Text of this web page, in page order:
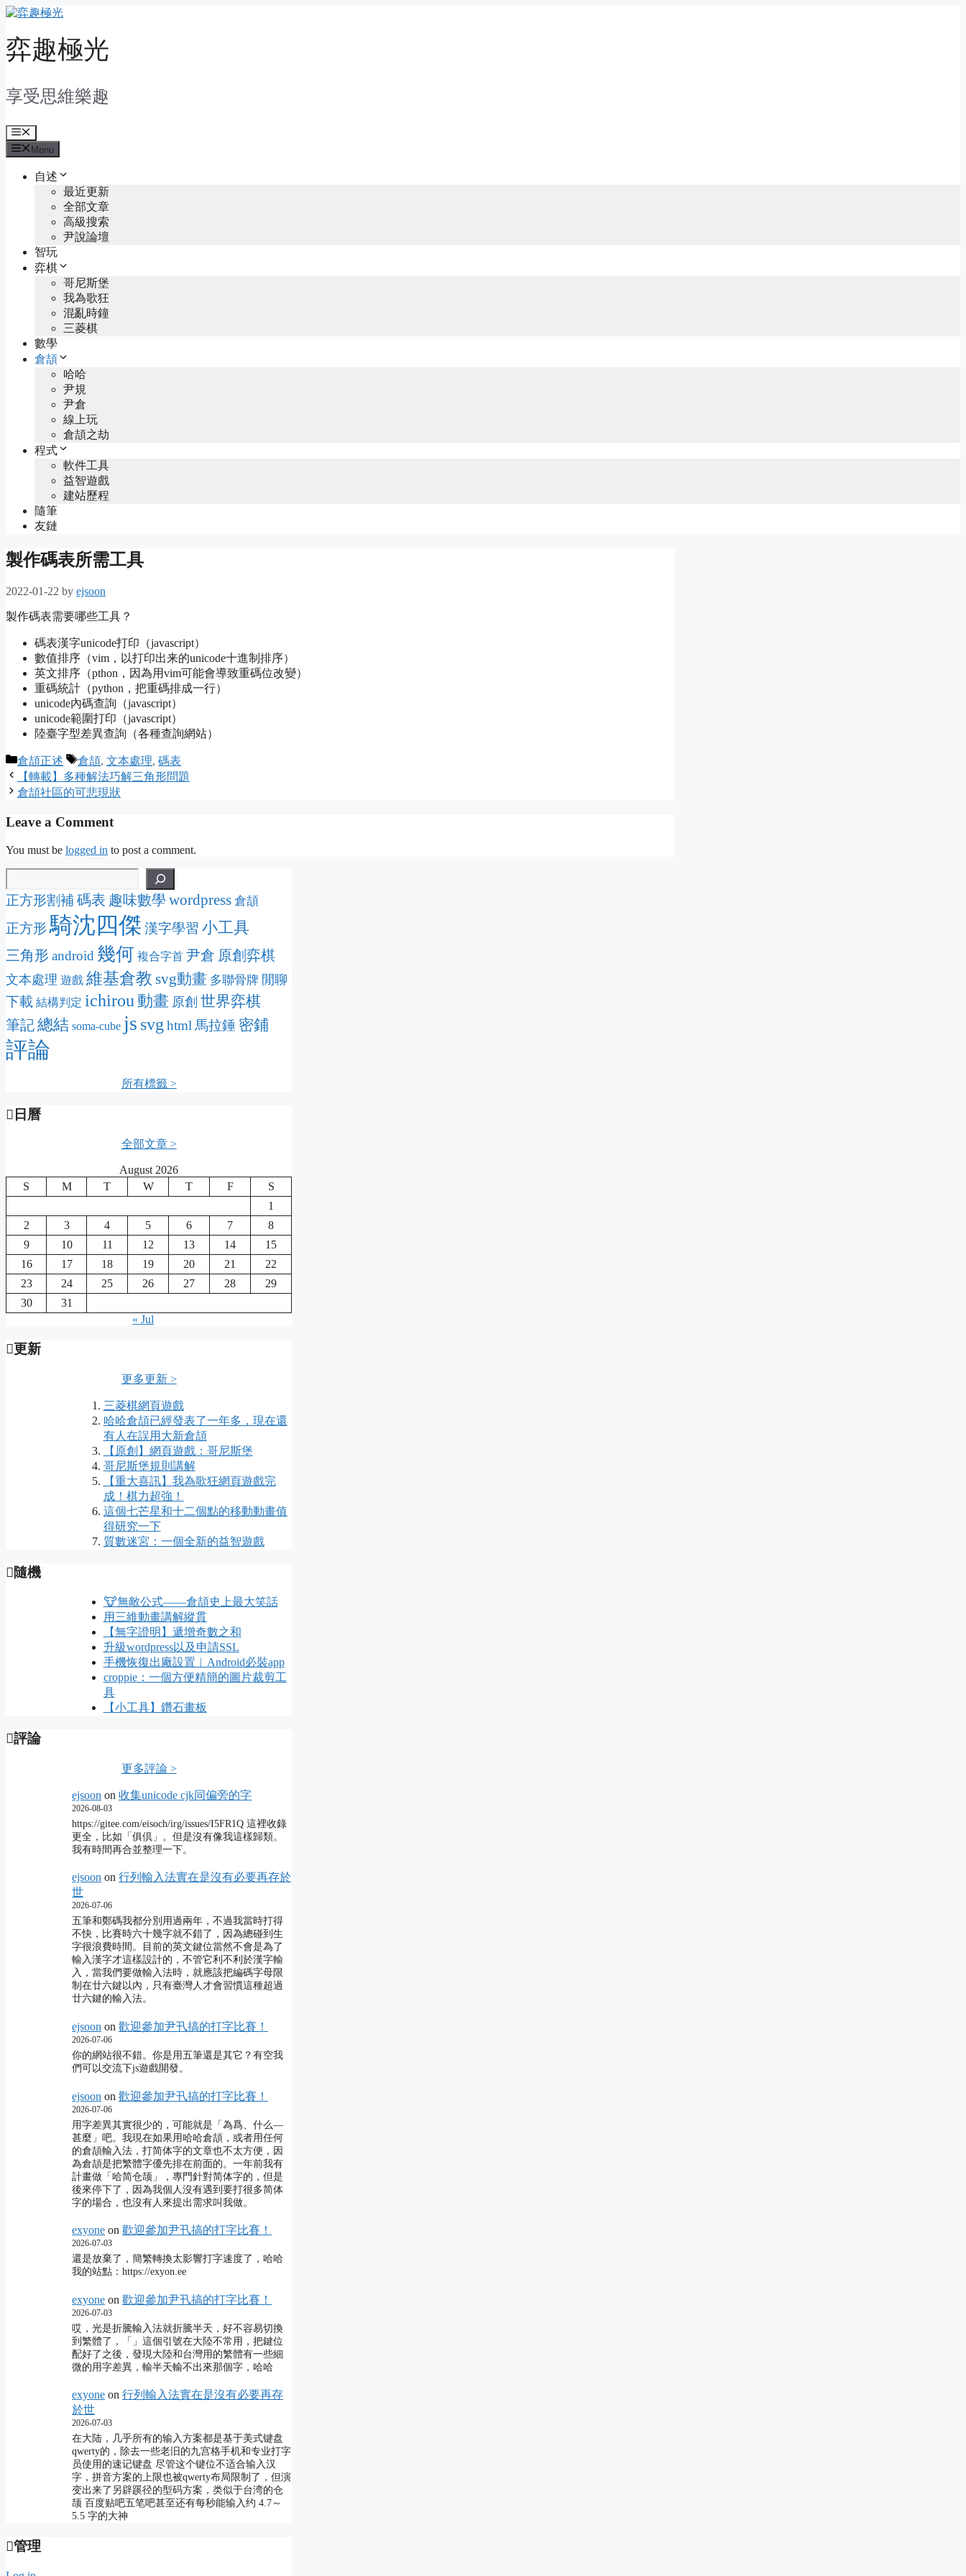
Skip
content
弈趣極光
享受思維樂趣
Menu
Menu
自述
最近更新
全部文章
高級搜索
尹說論壇
智玩
弈棋
哥尼斯堡
我為歌狂
混亂時鐘
三菱棋
數學
倉頡
哈哈
尹規
尹倉
線上玩
倉頡之劫
程式
軟件工具
益智遊戲
建站歷程
隨筆
友鏈
製作碼表所需工具
2022-01-22 by ejsoon
製作碼表需要哪些工具？
碼表漢字unicode打印（javascript）
數值排序（vim，以打印出来的unicode十進制排序）
英文排序（pthon，因為用vim可能會導致重碼位改變）
重碼統計（python，把重碼排成一行）
unicode內碼查詢（javascript）
unicode範圍打印（javascript）
陸臺字型差異查詢（各種查詢網站）
Categories
倉頡正述 Tags
倉頡, 文本處理, 碼表
【轉載】多種解法巧解三角形問題
倉頡社區的可悲現狀
Leave a Comment
You must be logged in to post a comment.
正方形割補 碼表 趣味數學 wordpress 倉頡
正方形 騎沈四傑 漢字學習 小工具
三角形 android 幾何 複合字首 尹倉 原創弈棋
文本處理 遊戲 維基倉教 svg動畫 多聯骨牌 閒聊
下載 結構判定 ichirou 動畫 原創 世界弈棋
筆記總結 soma-cube js svg html 馬拉錘 密鋪
評論
所有標籤 >
日曆
全部文章 >
August 2026
S
M T W T F
S
1
2
3 4 5 6 7
8
9
10 11 12 13 14
15
16
17 18 19 20 21
22
23
24 25 26 27 28
29
30
31
« Jul
更新
更多更新 >
三菱棋網頁遊戲
哈哈倉頡已經發表了一年多，現在還
有人在誤用大新倉頡
【原創】網頁遊戲：哥尼斯堡
哥尼斯堡規則講解
【重大喜訊】我為歌狂網頁遊戲完
成！棋力超強！
這個七芒星和十二個點的移動動畫值
得研究一下
質數迷宮：一個全新的益智遊戲
隨機
🐮無敵公式——倉頡史上最大笑話
用三維動畫講解縱貫
【無字證明】遞增奇數之和
升級wordpress以及申請SSL
手機恢復出廠設置︱Android必裝app
croppie：一個方便精簡的圖片裁剪工
具
【小工具】鑽石畫板
評論
更多評論 >
ejsoon on 收集unicode cjk同偏旁的字
2026-08-03
https://gitee.com/eisoch/irg/issues/I5FR1Q 這裡收錄
更全，比如「俱倶」。但是沒有像我這樣歸類。
我有時間再合並整理一下。
ejsoon on 行列輸入法實在是沒有必要再存於
世
2026-07-06
五筆和鄭碼我都分別用過兩年，不過我當時打得
不快，比賽時六十幾字就不錯了，因為總碰到生
字很浪費時間。目前的英文鍵位當然不會是為了
輸入漢字才這樣設計的，不管它利不利於漢字輸
入，當我們要做輸入法時，就應該把編碼字母限
制在廿六鍵以內，只有臺灣人才會習慣這種超過
廿六鍵的輸入法。
ejsoon on 歡迎參加尹卂搞的打字比賽！
2026-07-06
你的網站很不錯。你是用五筆還是其它？有空我
們可以交流下js遊戲開發。
ejsoon on 歡迎參加尹卂搞的打字比賽！
2026-07-06
用字差異其實很少的，可能就是「為爲、什么―
甚麼」吧。我現在如果用哈哈倉頡，或者用任何
的倉頡輸入法，打简体字的文章也不太方便，因
為倉頡是把繁體字優先排在前面的。一年前我有
計畫做「哈简仓颉」，專門針對简体字的，但是
後來停下了，因為我個人沒有遇到要打很多简体
字的場合，也沒有人來提出需求叫我做。
exyone on 歡迎參加尹卂搞的打字比賽！
2026-07-03
還是放棄了，簡繁轉換太影響打字速度了，哈哈
我的站點：https://exyon.ee
exyone on 歡迎參加尹卂搞的打字比賽！
2026-07-03
哎，光是折騰輸入法就折騰半天，好不容易切換
到繁體了，「」這個引號在大陸不常用，把鍵位
配好了之後，發現大陸和台灣用的繁體有一些細
微的用字差異，輸半天輸不出來那個字，哈哈
exyone on 行列輸入法實在是沒有必要再存
於世
2026-07-03
在大陆，几乎所有的输入方案都是基于美式键盘
qwerty的，除去一些老旧的九宫格手机和专业打字
员使用的速记键盘 尽管这个键位不适合输入汉
字，拼音方案的上限也被qwerty布局限制了，但演
变出来了另辟蹊径的型码方案，类似于台湾的仓
颉 百度贴吧五笔吧甚至还有每秒能输入约 4.7～
5.5 字的大神
管理